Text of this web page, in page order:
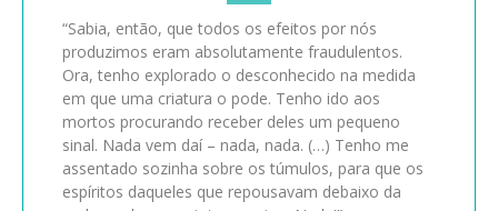
“Sabia, então, que todos os efeitos por nós
produzimos eram absolutamente fraudulentos.
Ora, tenho explorado o desconhecido na medida
em que uma criatura o pode. Tenho ido aos
mortos procurando receber deles um pequeno
sinal. Nada vem daí – nada, nada. (…) Tenho me
assentado sozinha sobre os túmulos, para que os
espíritos daqueles que repousavam debaixo da